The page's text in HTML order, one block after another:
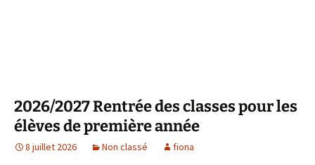
2026/2027 Rentrée des classes pour les
élèves de première année
8 juillet 2026 Non classé fiona